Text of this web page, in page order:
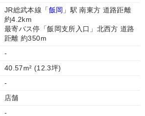
JR総武本線「飯岡 」駅 南東方 道路距離
約4.2km
最寄バス停「飯岡支所入口」北西方 道路
距離 約350m
-
40.57m² (12.3坪)
-
店舗
-